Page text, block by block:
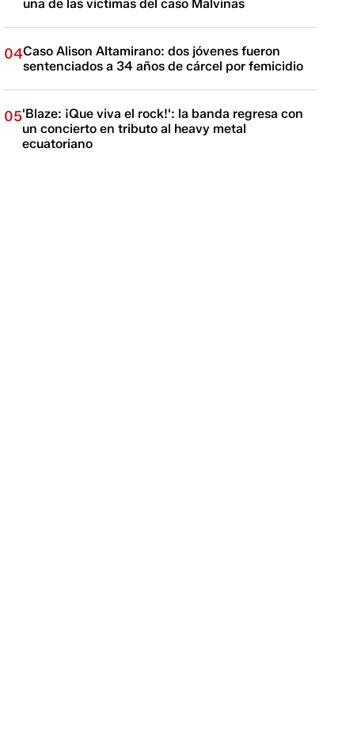
una de las víctimas del caso Malvinas
04Caso Alison Altamirano: dos jóvenes fueron
sentenciados a 34 años de cárcel por femicidio
05'Blaze: ¡Que viva el rock!': la banda regresa con
un concierto en tributo al heavy metal
ecuatoriano